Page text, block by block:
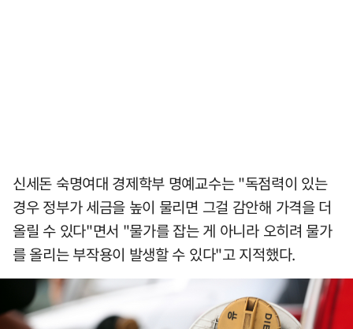
신세돈 숙명여대 경제학부 명예교수는 "독점력이 있는
경우 정부가 세금을 높이 물리면 그걸 감안해 가격을 더
올릴 수 있다"면서 "물가를 잡는 게 아니라 오히려 물가
를 올리는 부작용이 발생할 수 있다"고 지적했다.